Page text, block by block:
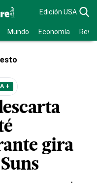
Edición USA
Mundo Economía
+
gira